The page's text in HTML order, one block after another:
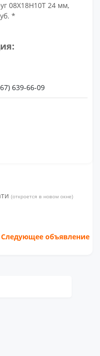
08Х18Н10Т 24 мм,
*
639-66-09
(откроется в новом окне)
Следующее объявление